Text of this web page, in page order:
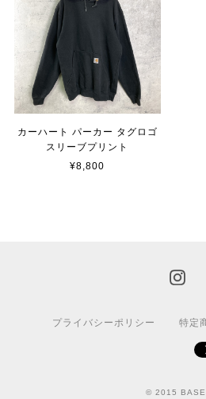
カーハート パーカー タグロゴ
スリーブプリント
¥8,800
プライバシーポリシー 特定
© 2015 BASE.